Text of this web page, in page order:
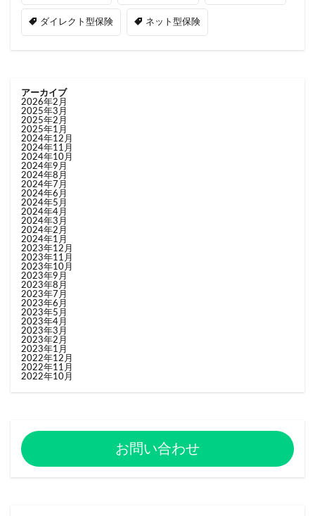
ダイレクト型保険 ネット型保険
アーカイブ
2026年2月
2025年3月
2025年2月
2025年1月
2024年12月
2024年11月
2024年10月
2024年9月
2024年8月
2024年7月
2024年6月
2024年5月
2024年4月
2024年3月
2024年2月
2024年1月
2023年12月
2023年11月
2023年10月
2023年9月
2023年8月
2023年7月
2023年6月
2023年5月
2023年4月
2023年3月
2023年2月
2023年1月
2022年12月
2022年11月
2022年10月
お問い合わせ